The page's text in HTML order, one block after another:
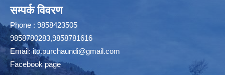
सम्पर्क विवरण
Phone : 9858423505
9858780283,9858781616
Email:ito.purchaundi@gmail.com
Facebook page